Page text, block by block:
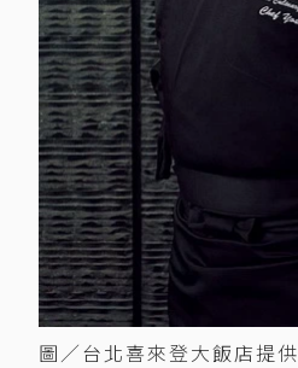
圖／台北喜來登大飯店提供